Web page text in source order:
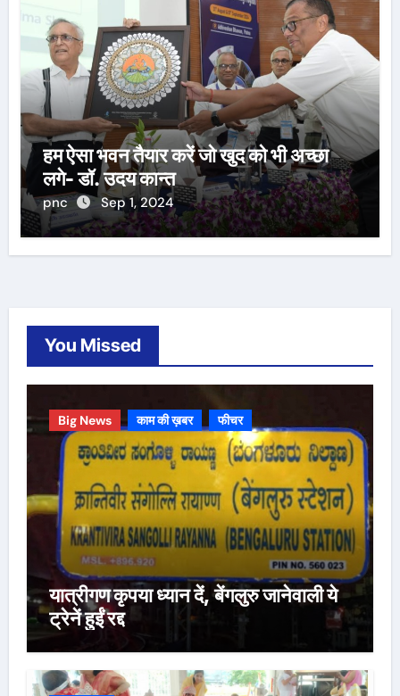
हम ऐसा भवन तैयार करें जो खुद को भी अच्छा
लगे- डॉ. उदय कान्त
pnc Sep 1, 2024
You Missed
Big News काम की ख़बर फीचर
यात्रीगण कृपया ध्यान दें, बेंगलुरु जानेवाली ये
ट्रेनें हुईं रद्द